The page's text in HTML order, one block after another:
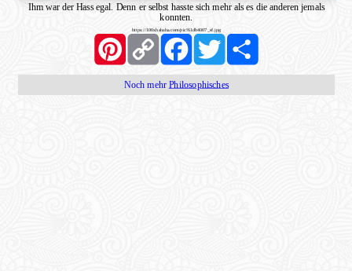
Ihm war der Hass egal. Denn er selbst hasste sich mehr als es die anderen jemals
konnten.
https://100xhahaha.com/pic!61db4007_sf.jpg
PinterestCopy
Link
FacebookTwitter Share
Noch mehr Philosophisches